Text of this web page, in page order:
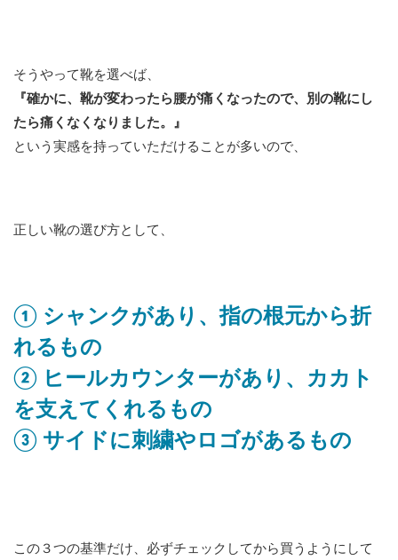
そうやって靴を選べば、
『確かに、靴が変わったら腰が痛くなったので、別の靴にし
たら痛くなくなりました。』
という実感を持っていただけることが多いので、
正しい靴の選び方として、
① シャンクがあり、指の根元から折
れるもの
② ヒールカウンターがあり、カカト
を支えてくれるもの
③ サイドに刺繍やロゴがあるもの
この３つの基準だけ、必ずチェックしてから買うようにして